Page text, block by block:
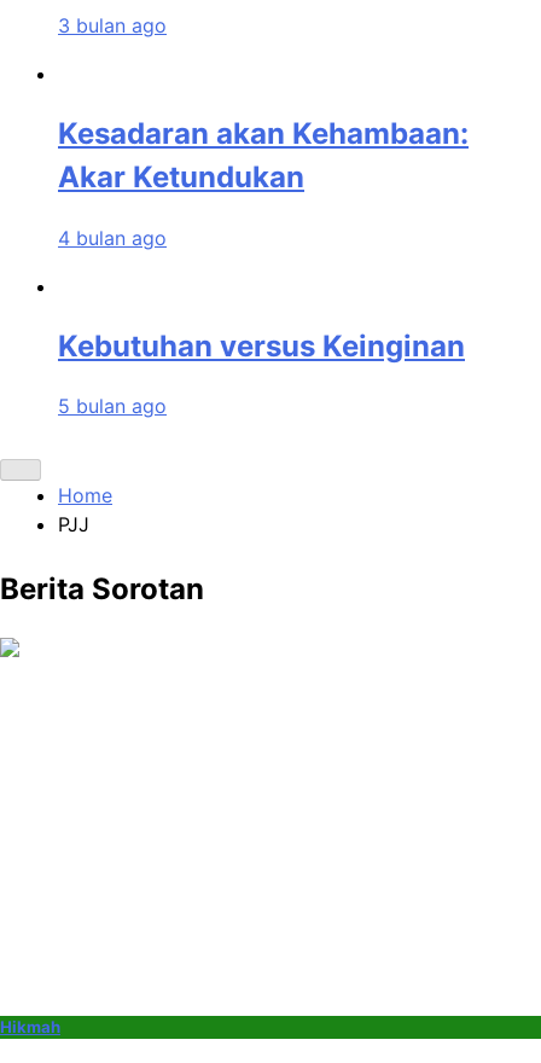
3 bulan ago
Kesadaran akan Kehambaan:
Akar Ketundukan
4 bulan ago
Kebutuhan versus Keinginan
5 bulan ago
Home
PJJ
Berita Sorotan
Hikmah